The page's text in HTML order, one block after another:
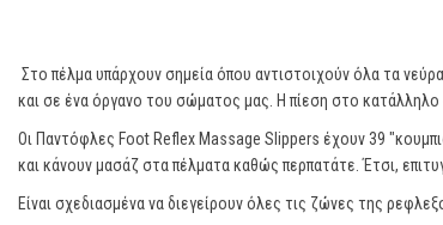
Στο πέλμα υπάρχουν σημεία όπου αντιστοιχούν όλα τα
και σε ένα όργανο του σώματος μας. Η πίεση στο κατάλληλο
Οι Παντόφλες Foot Reflex Massage Slippers έχουν 39
και κάνουν μασάζ στα πέλματα καθώς περπατάτε. Έτσι,
Είναι σχεδιασμένα να διεγείρουν όλες τις ζώνες της